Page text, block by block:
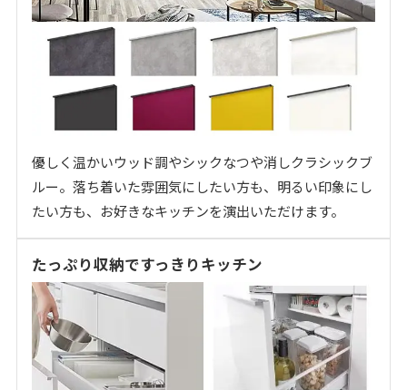
優しく温かいウッド調やシックなつや消しクラシックブ
ルー。落ち着いた雰囲気にしたい方も、明るい印象にし
たい方も、お好きなキッチンを演出いただけます。
たっぷり収納ですっきりキッチン